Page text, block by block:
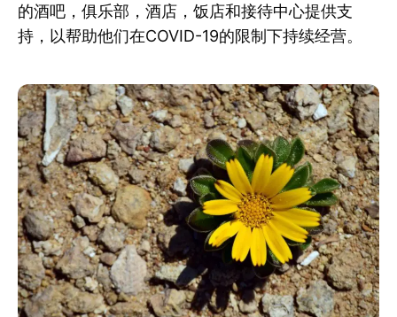
的酒吧，俱乐部，酒店，饭店和接待中心提供支
持，以帮助他们在COVID-19的限制下持续经营。